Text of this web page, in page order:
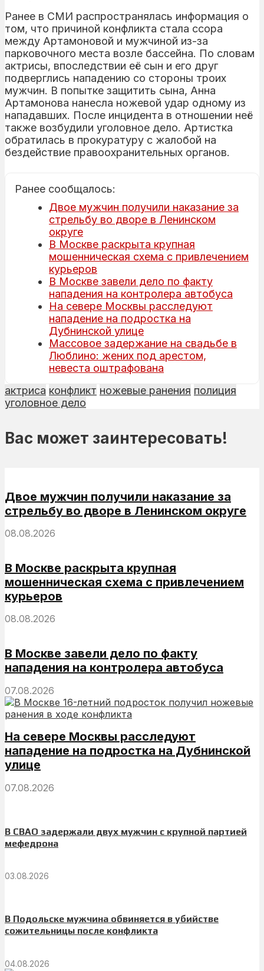
Ранее в СМИ распространялась информация о
том, что причиной конфликта стала ссора
между Артамоновой и мужчиной из-за
парковочного места возле бассейна. По словам
актрисы, впоследствии её сын и его друг
подверглись нападению со стороны троих
мужчин. В попытке защитить сына, Анна
Артамонова нанесла ножевой удар одному из
нападавших. После инцидента в отношении неё
также возбудили уголовное дело. Артистка
обратилась в прокуратуру с жалобой на
бездействие правоохранительных органов.
Ранее сообщалось:
Двое мужчин получили наказание за
стрельбу во дворе в Ленинском
округе
В Москве раскрыта крупная
мошенническая схема с привлечением
курьеров
В Москве завели дело по факту
нападения на контролера автобуса
На севере Москвы расследуют
нападение на подростка на
Дубнинской улице
Массовое задержание на свадьбе в
Люблино: жених под арестом,
невеста оштрафована
актриса конфликт ножевые ранения полиция
уголовное дело
Вас может заинтересовать!
Двое мужчин получили наказание за
стрельбу во дворе в Ленинском округе
08.08.2026
В Москве раскрыта крупная
мошенническая схема с привлечением
курьеров
08.08.2026
В Москве завели дело по факту
нападения на контролера автобуса
07.08.2026
На севере Москвы расследуют
нападение на подростка на Дубнинской
улице
07.08.2026
В СВАО задержали двух мужчин с крупной партией
мефедрона
03.08.2026
В Подольске мужчина обвиняется в убийстве
сожительницы после конфликта
04.08.2026